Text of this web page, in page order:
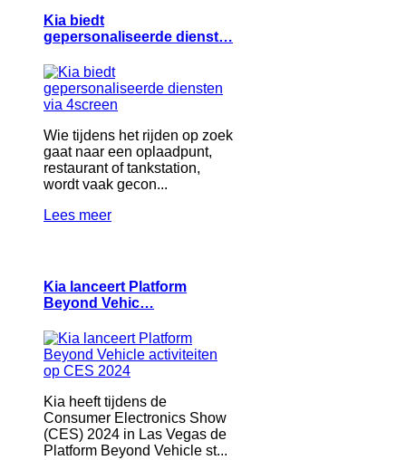
Kia biedt
gepersonaliseerde dienst…
Wie tijdens het rijden op zoek
gaat naar een oplaadpunt,
restaurant of tankstation,
wordt vaak gecon...
Lees meer
Kia lanceert Platform
Beyond Vehic…
Kia heeft tijdens de
Consumer Electronics Show
(CES) 2024 in Las Vegas de
Platform Beyond Vehicle st...